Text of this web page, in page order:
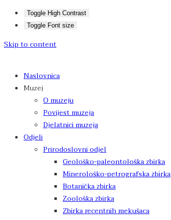
Toggle High Contrast
Toggle Font size
Skip to content
Naslovnica
Muzej
O muzeju
Povijest muzeja
Djelatnici muzeja
Odjeli
Prirodoslovni odjel
Geološko-paleontološka zbirka
Minerološko-petrografska zbirka
Botanička zbirka
Zoološka zbirka
Zbirka recentnih mekušaca